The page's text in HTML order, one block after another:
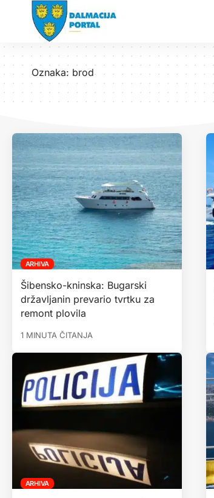
Oznaka: brod
ARHIVA
Šibensko-kninska: Bugarski
državljanin prevario tvrtku za
remont plovila
1 MINUTA ČITANJA
ARHIVA